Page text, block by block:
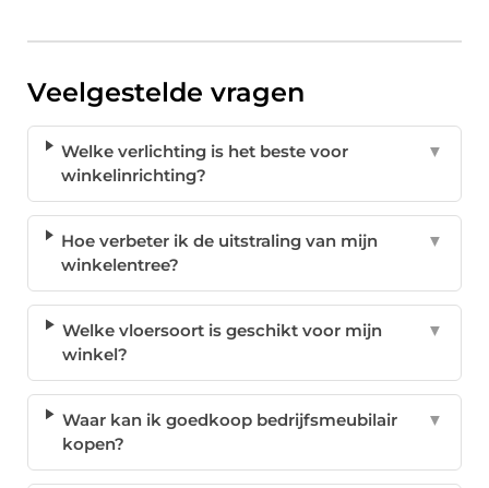
Veelgestelde vragen
Welke verlichting is het beste voor
winkelinrichting?
▼
Hoe verbeter ik de uitstraling van mijn
winkelentree?
▼
Welke vloersoort is geschikt voor mijn
winkel?
▼
Waar kan ik goedkoop bedrijfsmeubilair
kopen?
▼